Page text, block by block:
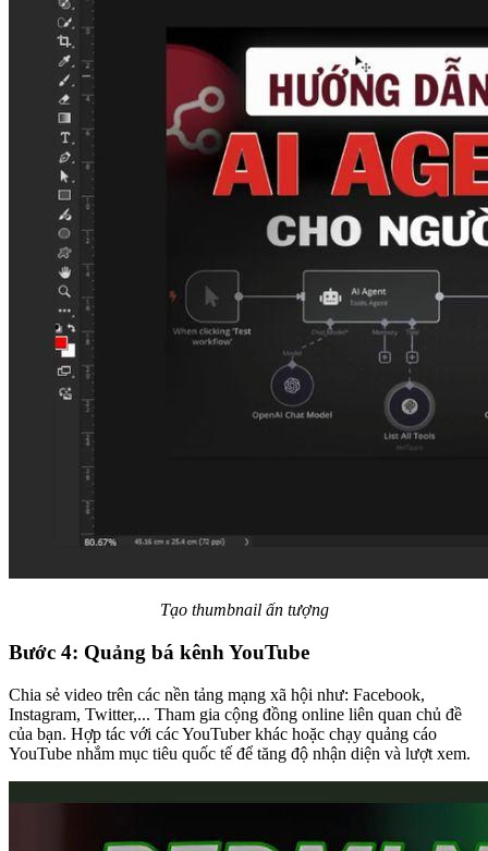
Tạo thumbnail ấn tượng
Bước 4: Quảng bá kênh YouTube
Chia sẻ video trên các nền tảng mạng xã hội như: Facebook,
Instagram, Twitter,... Tham gia cộng đồng online liên quan chủ đề
của bạn. Hợp tác với các YouTuber khác hoặc chạy quảng cáo
YouTube nhắm mục tiêu quốc tế để tăng độ nhận diện và lượt xem.